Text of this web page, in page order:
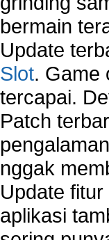
bermain
Update
Slot. Game
tercapai.
Patch
nggak
Update
aplikasi